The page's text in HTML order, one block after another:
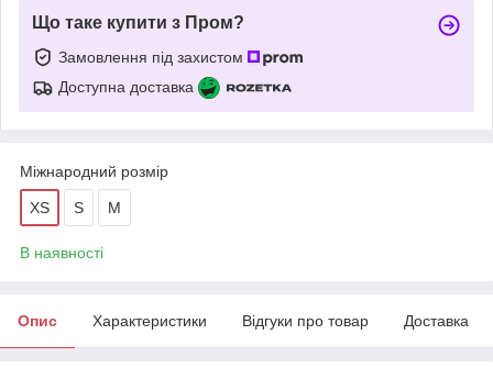
Що таке купити з Пром?
Замовлення під захистом
Доступна доставка
Міжнародний розмір
XS S M
В наявності
Опис Характеристики Відгуки про товар Доставка